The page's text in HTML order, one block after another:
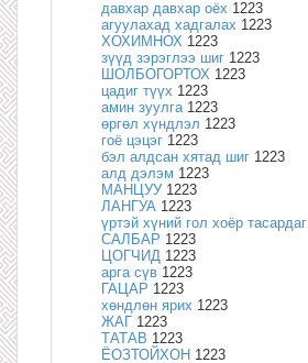
давхар давхар оёх 1223
агуулахад хадгалах 1223
ХОХИМНОХ 1223
зүүд зэрэглээ шиг 1223
ШОЛБОГОРТОХ 1223
цадиг түүх 1223
амин зуулга 1223
өргөл хүндлэл 1223
гоё цэцэг 1223
бэл алдсан хятад шиг 1223
алд дэлэм 1223
МАНЦУУ 1223
ЛАНГУА 1223
үртэй хүний гол хоёр тасардаг
САЛБАР 1223
ЦОГЧИД 1223
арга сүв 1223
ГАЦАР 1223
хөндлөн ярих 1223
ЖАГ 1223
ТАТАВ 1223
ЁОЗТОЙХОН 1223